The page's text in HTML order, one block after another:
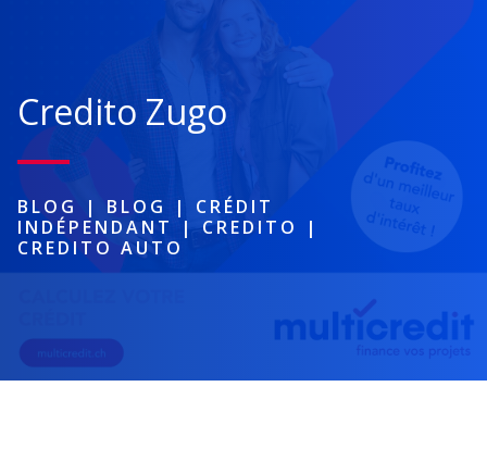
Credito Zugo
BLOG | BLOG | CRÉDIT
INDÉPENDANT
| CREDITO
|
CREDITO AUTO